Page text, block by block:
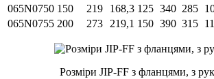
065N0750 150 219 168,3 125 340 285
065N0755 200 273 219,1 150 390 315
Розміри JIP-FF з фланцями, з